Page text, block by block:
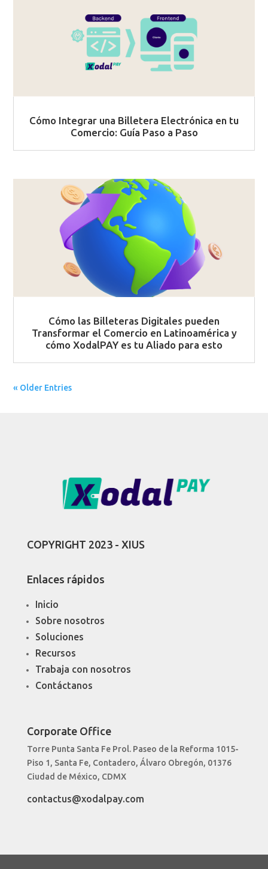
Cómo Integrar una Billetera Electrónica en tu
Comercio: Guía Paso a Paso
Cómo las Billeteras Digitales pueden
Transformar el Comercio en Latinoamérica y
cómo XodalPAY es tu Aliado para esto
« Older Entries
COPYRIGHT 2023 - XIUS
Enlaces rápidos
Inicio
Sobre nosotros
Soluciones
Recursos
Trabaja con nosotros
Contáctanos
Corporate Office
Torre Punta Santa Fe Prol. Paseo de la Reforma 1015-
Piso 1, Santa Fe, Contadero, Álvaro Obregón, 01376
Ciudad de México, CDMX
contactus@xodalpay.com